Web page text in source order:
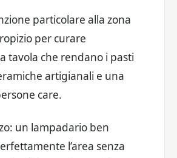
particolare alla zona
per curare
tavola che rendano i pasti
artigianali e una
care.
un lampadario ben
l’area senza